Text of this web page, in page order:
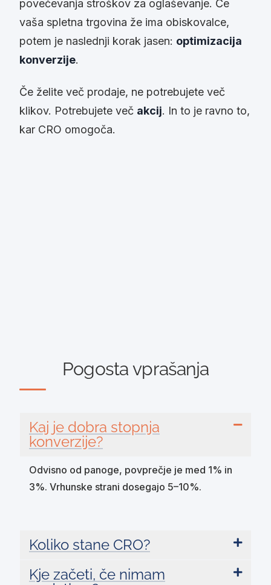
povečevanja stroškov za oglaševanje. Če
vaša spletna trgovina že ima obiskovalce,
potem je naslednji korak jasen: optimizacija
konverzije.
Če želite več prodaje, ne potrebujete več
klikov. Potrebujete več akcij. In to je ravno to,
kar CRO omogoča.
Pogosta vprašanja
Kaj je dobra stopnja
konverzije?
Odvisno od panoge, povprečje je med 1% in
3%. Vrhunske strani dosegajo 5–10%.
Koliko stane CRO?
Kje začeti, če nimam